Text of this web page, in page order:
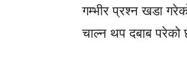
गम्भीर प्रश्न खडा
चाल्न थप दबाब परेको